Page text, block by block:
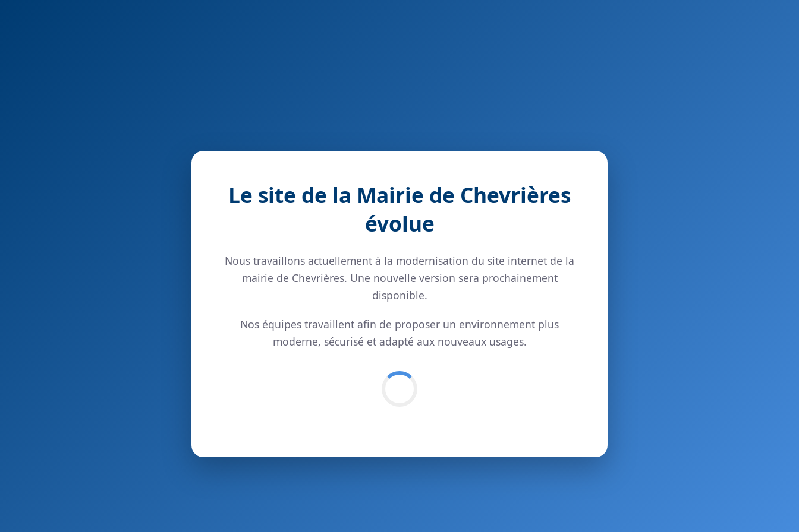
Le site de la Mairie de Chevrières
évolue
Nous travaillons actuellement à la modernisation du site internet de la
mairie de Chevrières. Une nouvelle version sera prochainement
disponible.
Nos équipes travaillent afin de proposer un environnement plus
moderne, sécurisé et adapté aux nouveaux usages.